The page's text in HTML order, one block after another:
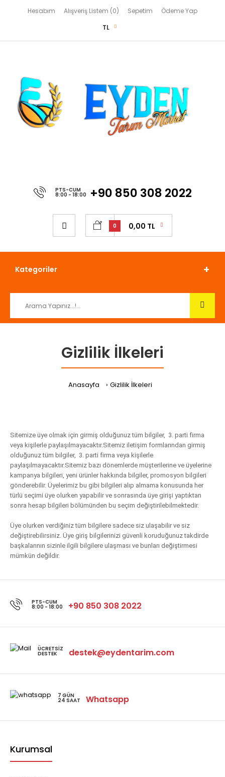
Hesabım Alışveriş Listem (0) Sepetim
Ödeme Yap
TL
PTS-CUM
8:00 - 18:00 +90 850 308 2022
0 0,00 TL
Kategoriler
Gizlilik İlkeleri
Anasayfa Gizlilik İlkeleri
Sitemize üye olmak için girmiş olduğunuz tüm bilgiler, 3. parti firma
veya kişilerle paylaşılmayacaktır.Sitemiz iletişim formlarından girmiş
olduğunuz tüm bilgiler, 3. parti firma veya kişilerle
paylaşılmayacaktır.Sitemiz bazı dönemlerde müşterilerine ve üyelerine
kampanya bilgileri, yeni ürünler hakkında bilgiler, promosyon bilgileri
gönderebilir. Üyelerimiz bu gibi bilgileri alıp almama konusunda her
türlü seçimi üye olurken yapabilir ve sonrasında üye girişi yaptıktan
sonra hesap bilgileri bölümünden bu seçim değiştirilebilmektedir.
Üye olurken verdiğiniz tüm bilgilere sadece siz ulaşabilir ve siz
değiştirebilirsiniz. Üye giriş bilgilerinizi güvenli koruduğunuz takdirde
başkalarının sizinle ilgili bilgilere ulaşması ve bunları değiştirmesi
mümkün değildir.
PTS-CUM
8:00 - 18:00 +90 850 308 2022
ÜCRETSIZ
DESTEK destek@eydentarim.com
7 GÜN
24 SAAT Whatsapp
Kurumsal